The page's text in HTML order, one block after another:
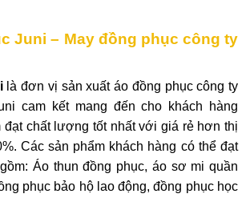
Juni – May đồng phục công ty
là đơn vị sản xuất áo đồng phục công ty
cam kết mang đến cho khách hàng
đạt chất lượng tốt nhất với giá rẻ hơn thị
Các sản phẩm khách hàng có thể đạt
Áo thun đồng phục, áo sơ mi quần
phục bảo hộ lao động, đồng phục học